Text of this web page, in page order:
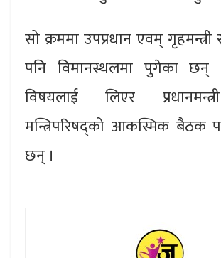
सो क्रममा उपप्रधान एवम् गृहमन्त्री
पनि विमानस्थलमा पुगेका छन्
विषयलाई लिएर
मन्त्रिपरिषद्को आकस्मिक बैठक
छन् ।